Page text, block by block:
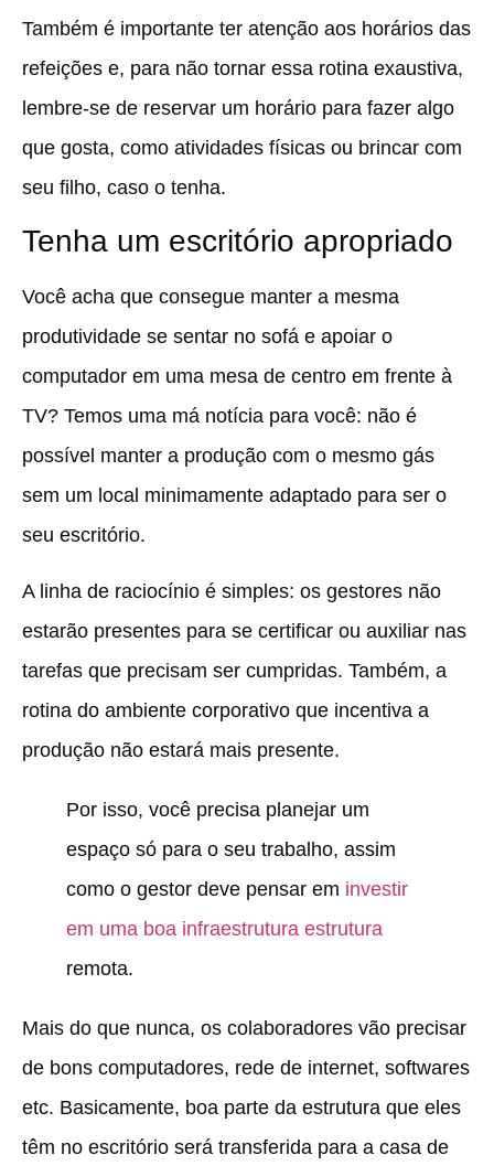
Também é importante ter atenção aos horários das
refeições e, para não tornar essa rotina exaustiva,
lembre-se de reservar um horário para fazer algo
que gosta, como atividades físicas ou brincar com
seu filho, caso o tenha.
Tenha um escritório apropriado
Você acha que consegue manter a mesma
produtividade se sentar no sofá e apoiar o
computador em uma mesa de centro em frente à
TV? Temos uma má notícia para você: não é
possível manter a produção com o mesmo gás
sem um local minimamente adaptado para ser o
seu escritório.
A linha de raciocínio é simples: os gestores não
estarão presentes para se certificar ou auxiliar nas
tarefas que precisam ser cumpridas. Também, a
rotina do ambiente corporativo que incentiva a
produção não estará mais presente.
Por isso, você precisa planejar um
espaço só para o seu trabalho, assim
como o gestor deve pensar em investir
em uma boa infraestrutura estrutura
remota.
Mais do que nunca, os colaboradores vão precisar
de bons computadores, rede de internet, softwares
etc. Basicamente, boa parte da estrutura que eles
têm no escritório será transferida para a casa de